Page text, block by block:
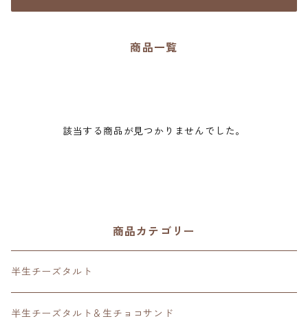
商品一覧
該当する商品が見つかりませんでした。
商品カテゴリー
半生チーズタルト
半生チーズタルト＆生チョコサンド